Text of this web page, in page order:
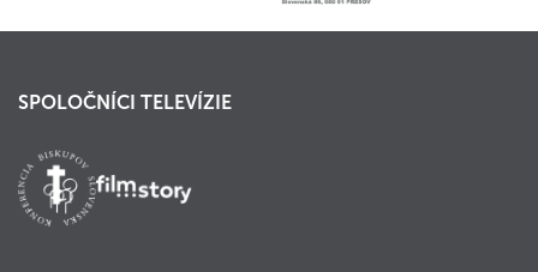
SPOLOČNÍCI TELEVÍZIE